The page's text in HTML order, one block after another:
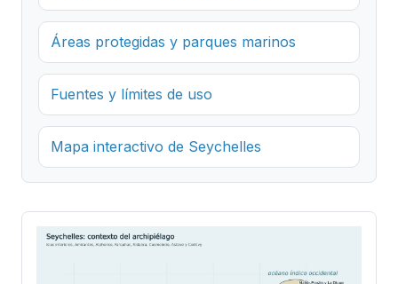
Áreas protegidas y parques marinos
Fuentes y límites de uso
Mapa interactivo de Seychelles